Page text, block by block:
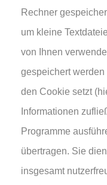
Rechner
um kleine
von Ihnen
gespeichert
den Cookie setzt
Informationen
Programme
übertragen. Sie
insgesamt